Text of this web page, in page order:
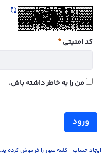
کد امنیتی
ضروری
من را به خاطر داشته باش.
ورود
ايجاد حساب کلمه عبور را فراموش کرده‌اید.